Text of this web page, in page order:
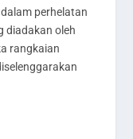
perhelatan
diadakan oleh
rangkaian